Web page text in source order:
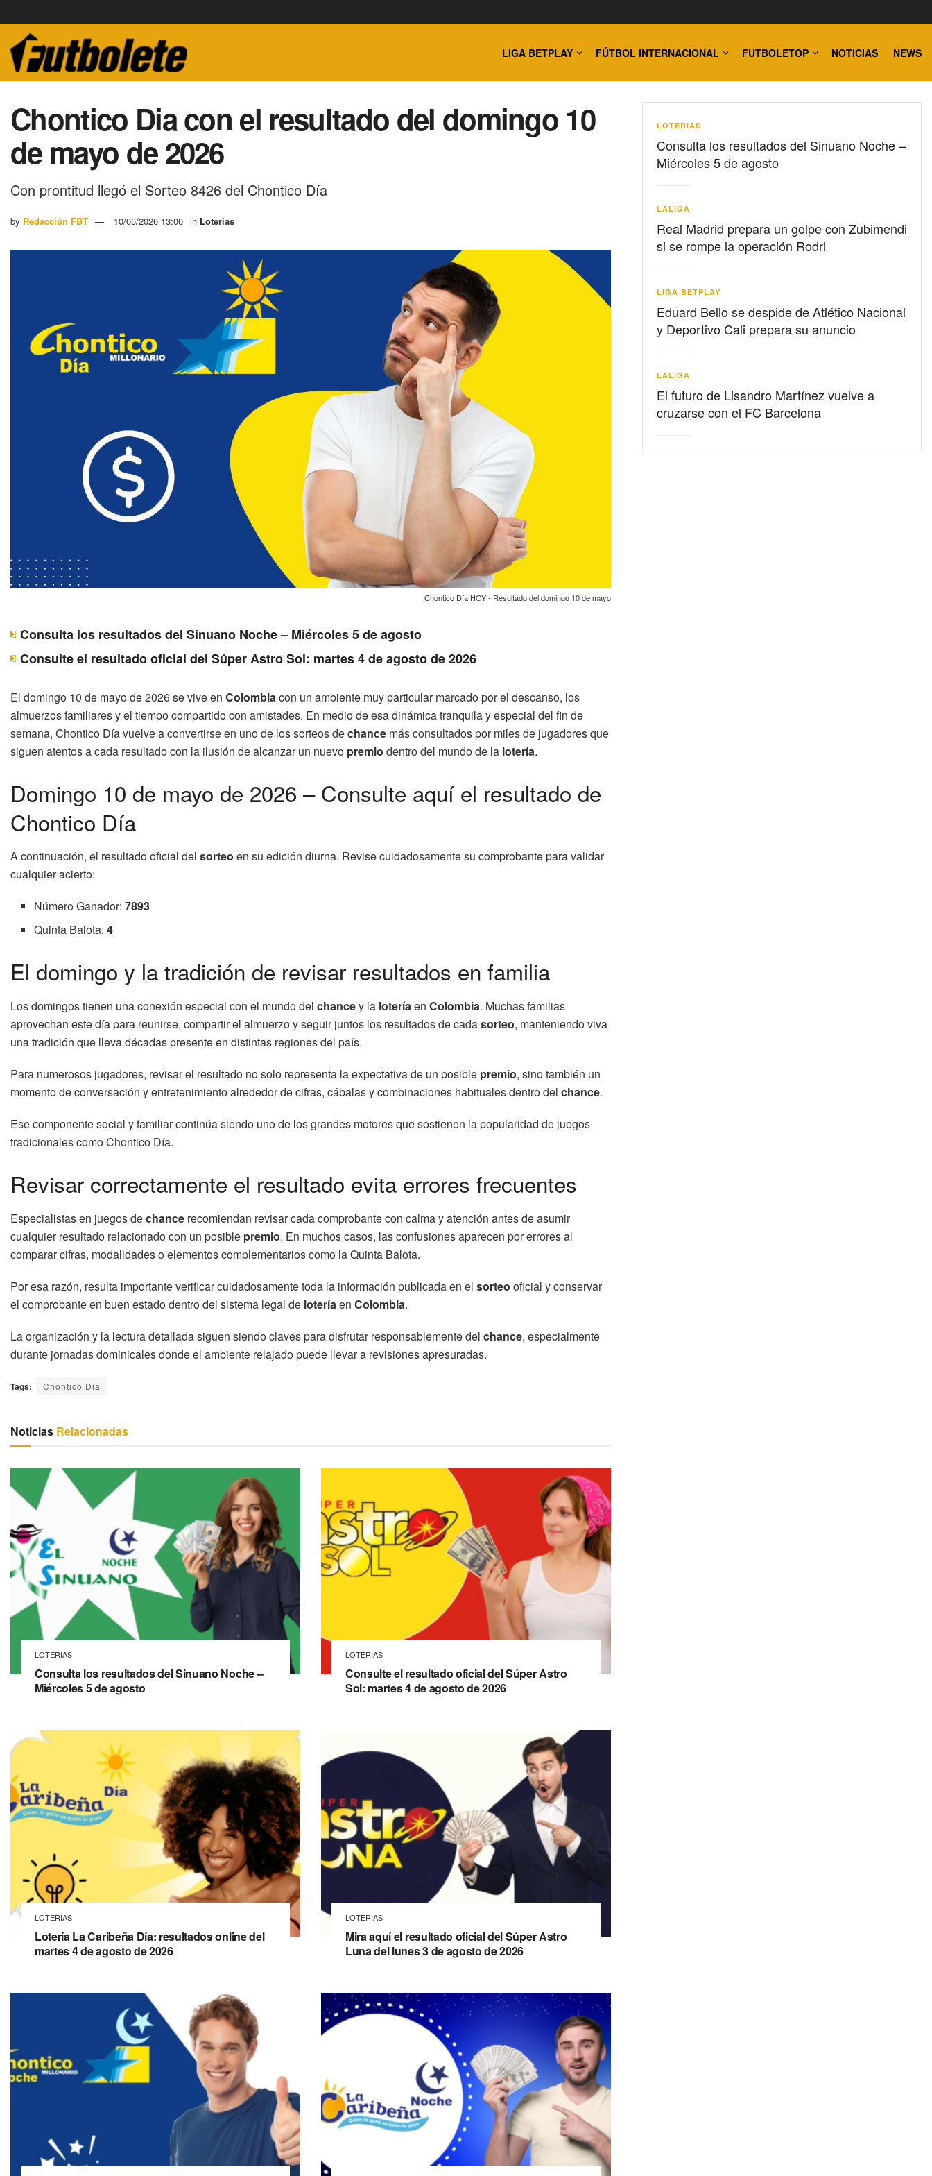
LIGA BETPLAY FÚTBOL INTERNACIONAL FUTBOLETOP NOTICIAS NEWS
Chontico Dia con el resultado del domingo 10
de mayo de 2026
Con prontitud llegó el Sorteo 8426 del Chontico Día
by Redacción FBT 10/05/2026 13:00 in Loterias
Chontico Día HOY - Resultado del domingo 10 de mayo
Consulta los resultados del Sinuano Noche – Miércoles 5 de agosto
Consulte el resultado oficial del Súper Astro Sol: martes 4 de agosto de 2026
El domingo 10 de mayo de 2026 se vive en Colombiacon un ambiente muy particular marcado por el descanso, los
almuerzos familiares y el tiempo compartido con amistades. En medio de esa dinámica tranquila y especial del fin de
semana, Chontico Día vuelve a convertirse en uno de los sorteos dechance más consultados por miles de jugadores que
siguen atentos a cada resultado con la ilusión de alcanzar un nuevo premio dentro del mundo de la lotería.
Domingo 10 de mayo de 2026 – Consulte aquí el resultado de
Chontico Día
A continuación, el resultado oficial del sorteo en su edición diurna. Revise cuidadosamente su comprobante para validar
cualquier acierto:
Número Ganador:7893
Quinta Balota:4
El domingo y la tradición de revisar resultados en familia
Los domingos tienen una conexión especial con el mundo del chancey la loteríaen Colombia. Muchas familias
aprovechan este día para reunirse, compartir el almuerzo y seguir juntos los resultados de cadasorteo, manteniendo viva
una tradición que lleva décadas presente en distintas regiones del país.
Para numerosos jugadores, revisar el resultado no solo representa la expectativa de un posible premio, sino también un
momento de conversación y entretenimiento alrededor de cifras, cábalas y combinaciones habituales dentro del chance.
Ese componente social y familiar continúa siendo uno de los grandes motores que sostienen la popularidad de juegos
tradicionales como Chontico Día.
Revisar correctamente el resultado evita errores frecuentes
Especialistas en juegos dechance recomiendan revisar cada comprobante con calma y atención antes de asumir
cualquier resultado relacionado con un posible premio. En muchos casos, las confusiones aparecen por errores al
comparar cifras, modalidades o elementos complementarios como la Quinta Balota.
Por esa razón, resulta importante verificar cuidadosamente toda la información publicada en el sorteo oficial y conservar
el comprobante en buen estado dentro del sistema legal de lotería en Colombia.
La organización y la lectura detallada siguen siendo claves para disfrutar responsablemente del chance, especialmente
durante jornadas dominicales donde el ambiente relajado puede llevar a revisiones apresuradas.
Tags: Chontico Dia
Noticias Relacionadas
LOTERIAS
Consulta los resultados del Sinuano Noche –
Miércoles 5 de agosto
LOTERIAS
Consulte el resultado oficial del Súper Astro
Sol: martes 4 de agosto de 2026
LOTERIAS
Lotería La Caribeña Día: resultados online del
martes 4 de agosto de 2026
LOTERIAS
Mira aquí el resultado oficial del Súper Astro
Luna del lunes 3 de agosto de 2026
LOTERIAS
Consulta los resultados del Sinuano Noche –
Miércoles 5 de agosto
LALIGA
Real Madrid prepara un golpe con Zubimendi
si se rompe la operación Rodri
LIGA BETPLAY
Eduard Bello se despide de Atlético Nacional
y Deportivo Cali prepara su anuncio
LALIGA
El futuro de Lisandro Martínez vuelve a
cruzarse con el FC Barcelona